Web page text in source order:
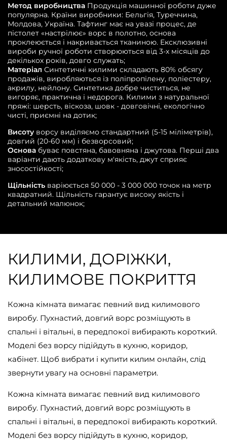
Метод виробництва Продукція машинної роботи дуже
популярна. Країни виробники: Бельгія, Туреччина,
Молдова, Україна. Тафтинг має на увазі процес, де
пістолет «настрілює» ворс в полотно, основа
проклеюється і накривається тканиною. Ексклюзивні
вироби ручної роботи створюються від 3-х місяців до
декількох років, довго служать;
Матеріал Синтетичні килими складають 80% обсягу
продажів, виробляються із поліпропілену, поліестеру,
акрилу, нейлону. Синтетика добре чиститься, не
вигоряє, практична і недорога. Килими з натуральної
пряжі: шерсть, віскоза, шовк - довговічні, екологічно
чисті, приємні на дотик;
Висоту ворсу виділяємо стандартний (5-15 міліметрів),
довгий (20-60 мм) і безворсовий;
Основа буває повстяна, бавовняна і джутова. Перші два
варіанти дають додаткову м'якість, джут сприяє
зносостійкості;
Щільність варіюється 50 000 - 3 000 000 точок на метр
квадратний. Щільність гарантує високу якість і
детальний малюнок;
КИЛИМИ, ДОРІЖКИ,
КИЛИМОВЕ ПОКРИТТЯ
Кожна кімната вимагає певний вид килимового
виробу. Пухнастий, довгий ворс розміщують в
спальні і вітальні, в передпокої вибирають короткий.
Моделі без ворсу підійдуть в кухню, коридор,
кабінет. Щоб вибрати і купити килим онлайн, слід
звернути увагу на основні параметри.
Кожна кімната вимагає певний вид килимового
виробу. Пухнастий, довгий ворс розміщують в
спальні і вітальні, в передпокої вибирають короткий.
Моделі без ворсу підійдуть в кухню, коридор,